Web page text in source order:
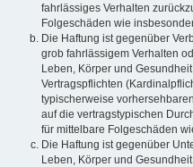
fahrlässiges Verhalten
Folgeschäden wie
Die Haftung ist gegenüber
grob fahrlässigem Verhalten
Leben, Körper und
Vertragspflichten
typischerweise
auf die vertragstypischen
für mittelbare Folgeschäden
Die Haftung ist gegenüber
Leben, Körper und